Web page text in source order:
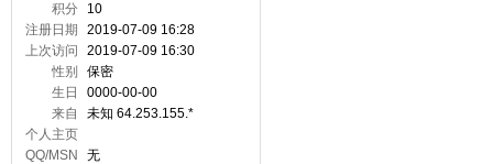
积分
10
注册日期
2019-07-09 16:28
上次访问
2019-07-09 16:30
性别
保密
生日
0000-00-00
来自
未知 64.253.155.*
个人主页
QQ/MSN
无